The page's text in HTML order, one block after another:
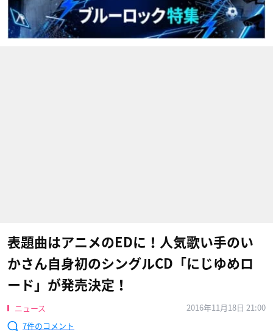
表題曲はアニメのEDに！人気歌い手のい
かさん自身初のシングルCD「にじゆめロ
ード」が発売決定！
ニュース
2016年11月18日 21:00
7